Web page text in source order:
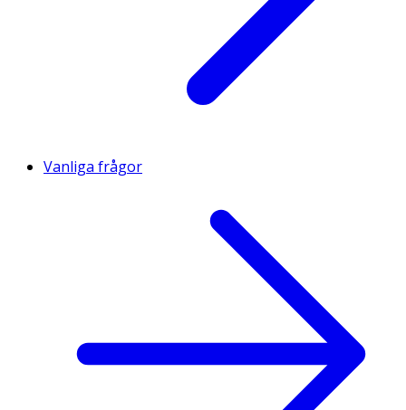
Vanliga frågor